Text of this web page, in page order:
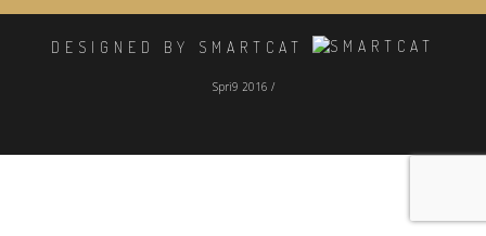
DESIGNED BY SMARTCAT
Spri9 2016 /